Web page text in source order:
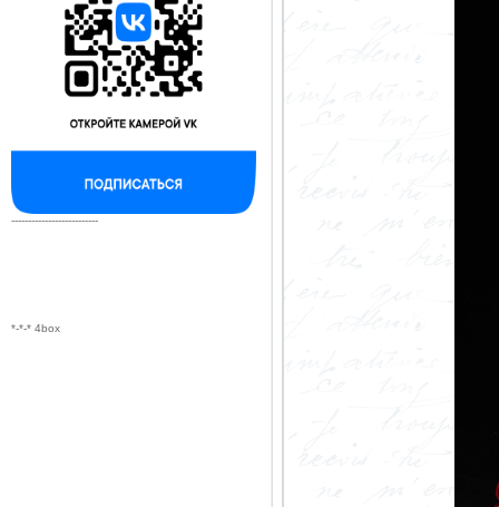
--------------------------
*-*-* 4box